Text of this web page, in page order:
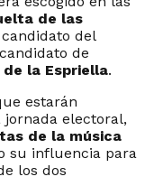
de las
del
de
la Espriella.
estarán
electoral,
de la música
su influencia para
los dos